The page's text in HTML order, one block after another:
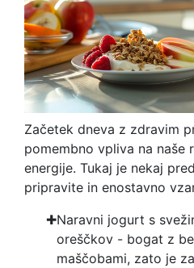
Začetek dneva z zdravim
pomembno vpliva na naše
energije. Tukaj je nekaj
pripravite in enostavno
Naravni jogurt s
oreščkov - bogat z
maščobami, zato je